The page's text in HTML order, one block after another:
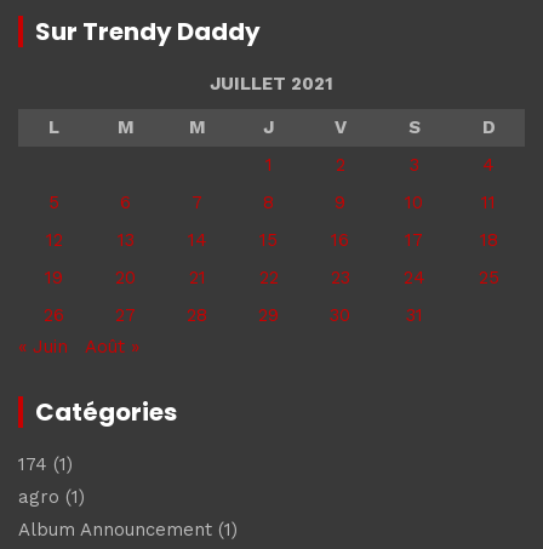
Sur Trendy Daddy
JUILLET 2021
L
M M J V S
D
1
2 3
4
5
6 7 8 9 10
11
12
13 14 15 16 17
18
19
20 21 22 23 24
25
26
27 28 29 30
31
« Juin
Août »
Catégories
174 (1)
agro (1)
Album Announcement (1)